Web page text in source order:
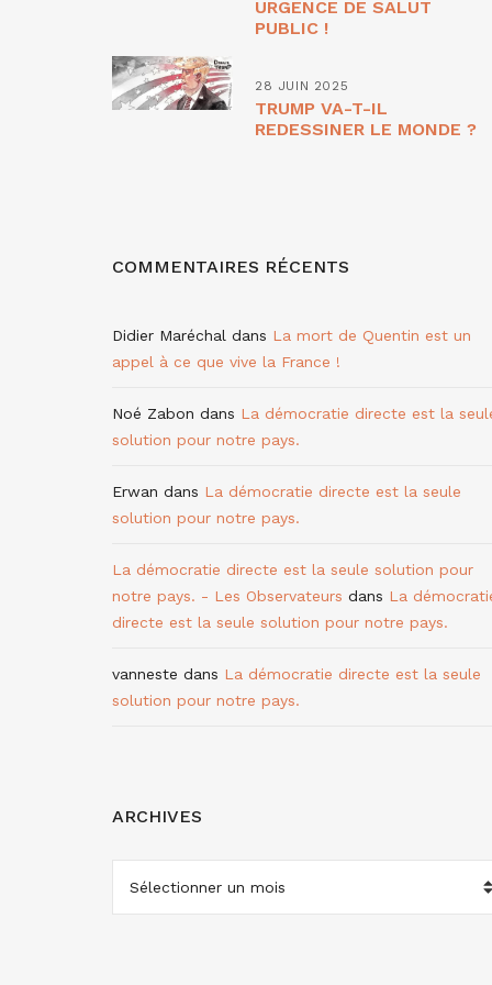
URGENCE DE SALUT
PUBLIC !
28 JUIN 2025
TRUMP VA-T-IL
REDESSINER LE MONDE ?
COMMENTAIRES RÉCENTS
Didier Maréchal dans La mort de Quentin est un
appel à ce que vive la France !
Noé Zabon dans La démocratie directe est la
solution pour notre pays.
Erwan dans La démocratie directe est la seule
solution pour notre pays.
La démocratie directe est la seule solution pour
notre pays. - Les Observateurs dans La
directe est la seule solution pour notre pays.
vanneste dans La démocratie directe est la seule
solution pour notre pays.
ARCHIVES
ARCHIVES